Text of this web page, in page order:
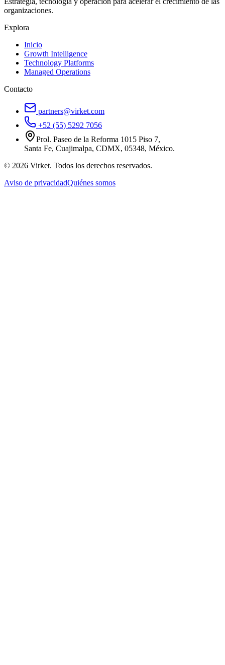
organizaciones.
Explora
Inicio
Growth Intelligence
Technology Platforms
Managed Operations
Contacto
partners@virket.com
+52 (55) 5292 7056
Prol. Paseo de la Reforma 1015 Piso 7,
Santa Fe, Cuajimalpa, CDMX, 05348, México.
© 2026 Virket. Todos los derechos reservados.
Aviso de privacidadQuiénes somos